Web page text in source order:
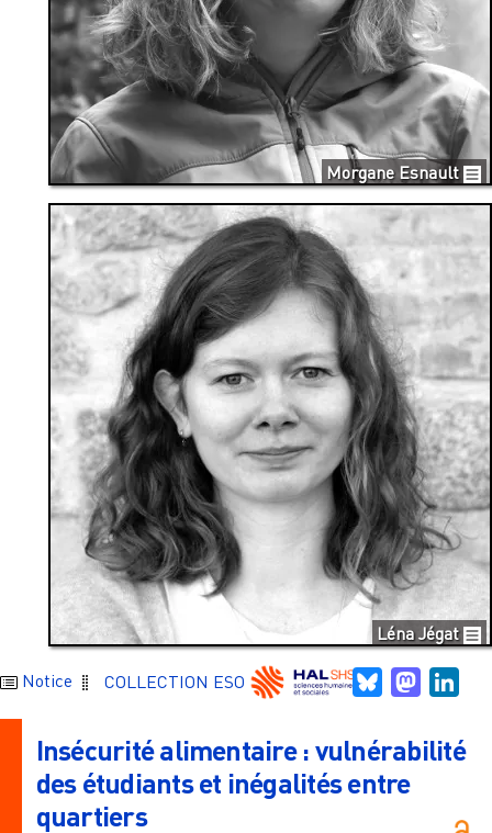
Morgane Esnault
Léna Jégat
Notice COLLECTION ESO Bluesky
Insécurité alimentaire : vulnérabilité
des étudiants et inégalités entre
quartiers